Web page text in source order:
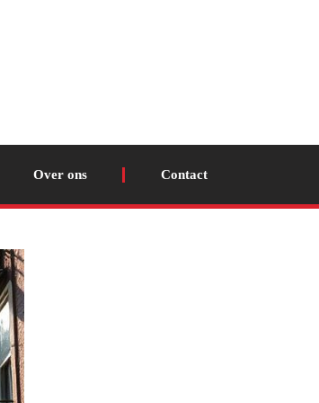
Over ons Contact